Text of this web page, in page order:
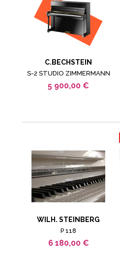
C.BECHSTEIN
S-2 STUDIO ZIMMERMANN
5 900,00 €
WILH. STEINBERG
P 118
6 180,00 €